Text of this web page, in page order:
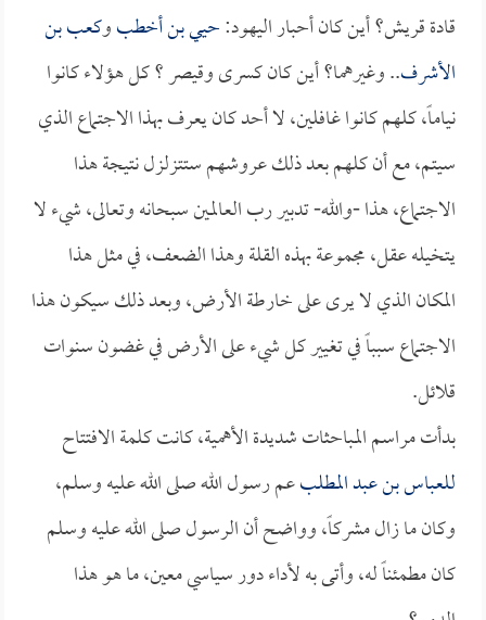
قادة قريش؟ أين كان أحبار اليهود:حيي بن أخطبوكعب بن
الأشرف.. وغيرهما؟ أين كان كسرى وقيصر ؟ كل هؤلاء كانوا
نياماً، كلهم كانوا غافلين، لا أحد كان يعرف بهذا الاجتماع الذي
سيتم، مع أن كلهم بعد ذلك عروشهم ستتزلزل نتيجة هذا
الاجتماع، هذا -والله- تدبير رب العالمين سبحانه وتعالى، شيء لا
يتخيله عقل، مجموعة بهذه القلة وهذا الضعف، في مثل هذا
المكان الذي لا يرى على خارطة الأرض، وبعد ذلك سيكون هذا
الاجتماع سبباً في تغيير كل شيء على الأرض في غضون سنوات
قلائل.
بدأت مراسم المباحثات شديدة الأهمية، كانت كلمة الافتتاح
للعباس بن عبد المطلبعم رسول الله صلى الله عليه وسلم،
وكان ما زال مشركاً، وواضح أن الرسول صلى الله عليه وسلم
كان مطمئناً له، وأتى به لأداء دور سياسي معين، ما هو هذا